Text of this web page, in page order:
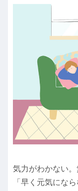
気力がわかない。
「早く元気にな